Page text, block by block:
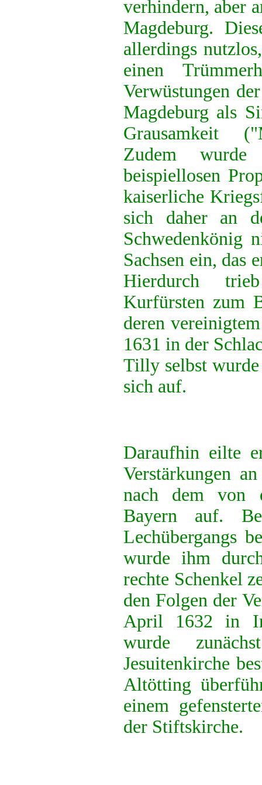
verhindern, aber
Magdeburg.
allerdings
einen
Verwüstungen
Magdeburg als
Grausamkeit
Zudem
beispiellosen
kaiserliche
sich daher an
Schwedenkönig
Sachsen ein, das
Hierdurch
Kurfürsten zum
deren
1631 in der
Tilly selbst
sich auf.
Daraufhin eilte
Verstärkungen
nach dem von
Bayern auf.
Lechübergangs
wurde ihm
rechte Schenkel
den Folgen der
April 1632 in
wurde
Jesuitenkirche
Altötting
einem
der Stiftskirche.